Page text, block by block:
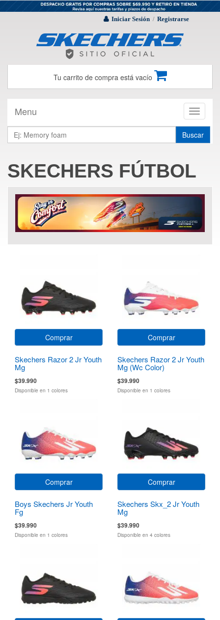
Iniciar Sesión / Registrarse
Tu carrito de compra está vacío
Toggle
Menu
Buscar
SKECHERS FÚTBOL
Comprar
Skechers Razor 2 Jr Youth
Mg
$39.990
Disponible en 1 colores
Comprar
Skechers Razor 2 Jr Youth
Mg (Wc Color)
$39.990
Disponible en 1 colores
Comprar
Boys Skechers Jr Youth
Fg
$39.990
Disponible en 1 colores
Comprar
Skechers Skx_2 Jr Youth
Mg
$39.990
Disponible en 4 colores